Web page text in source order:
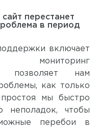
перестанет
в период
включает
мониторинг
позволяет нам
как только
мы быстро
неполадок, чтобы
перебои в